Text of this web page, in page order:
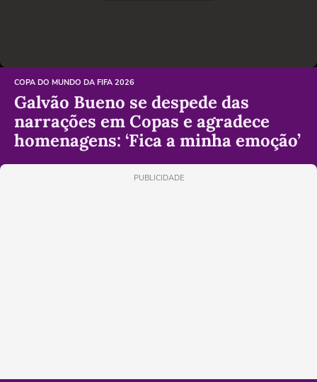
COPA DO MUNDO DA FIFA 2026
Galvão Bueno se despede das
narrações em Copas e agradece
homenagens: ‘Fica a minha emoção’
PUBLICIDADE